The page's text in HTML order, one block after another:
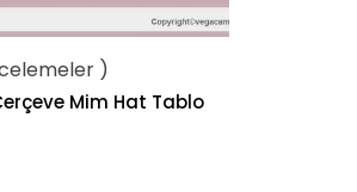
)
Mim Hat Tablo